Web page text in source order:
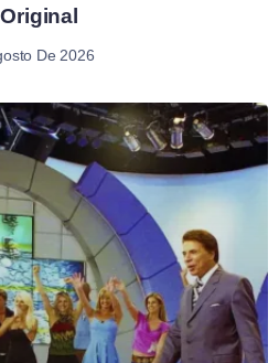
De 2026